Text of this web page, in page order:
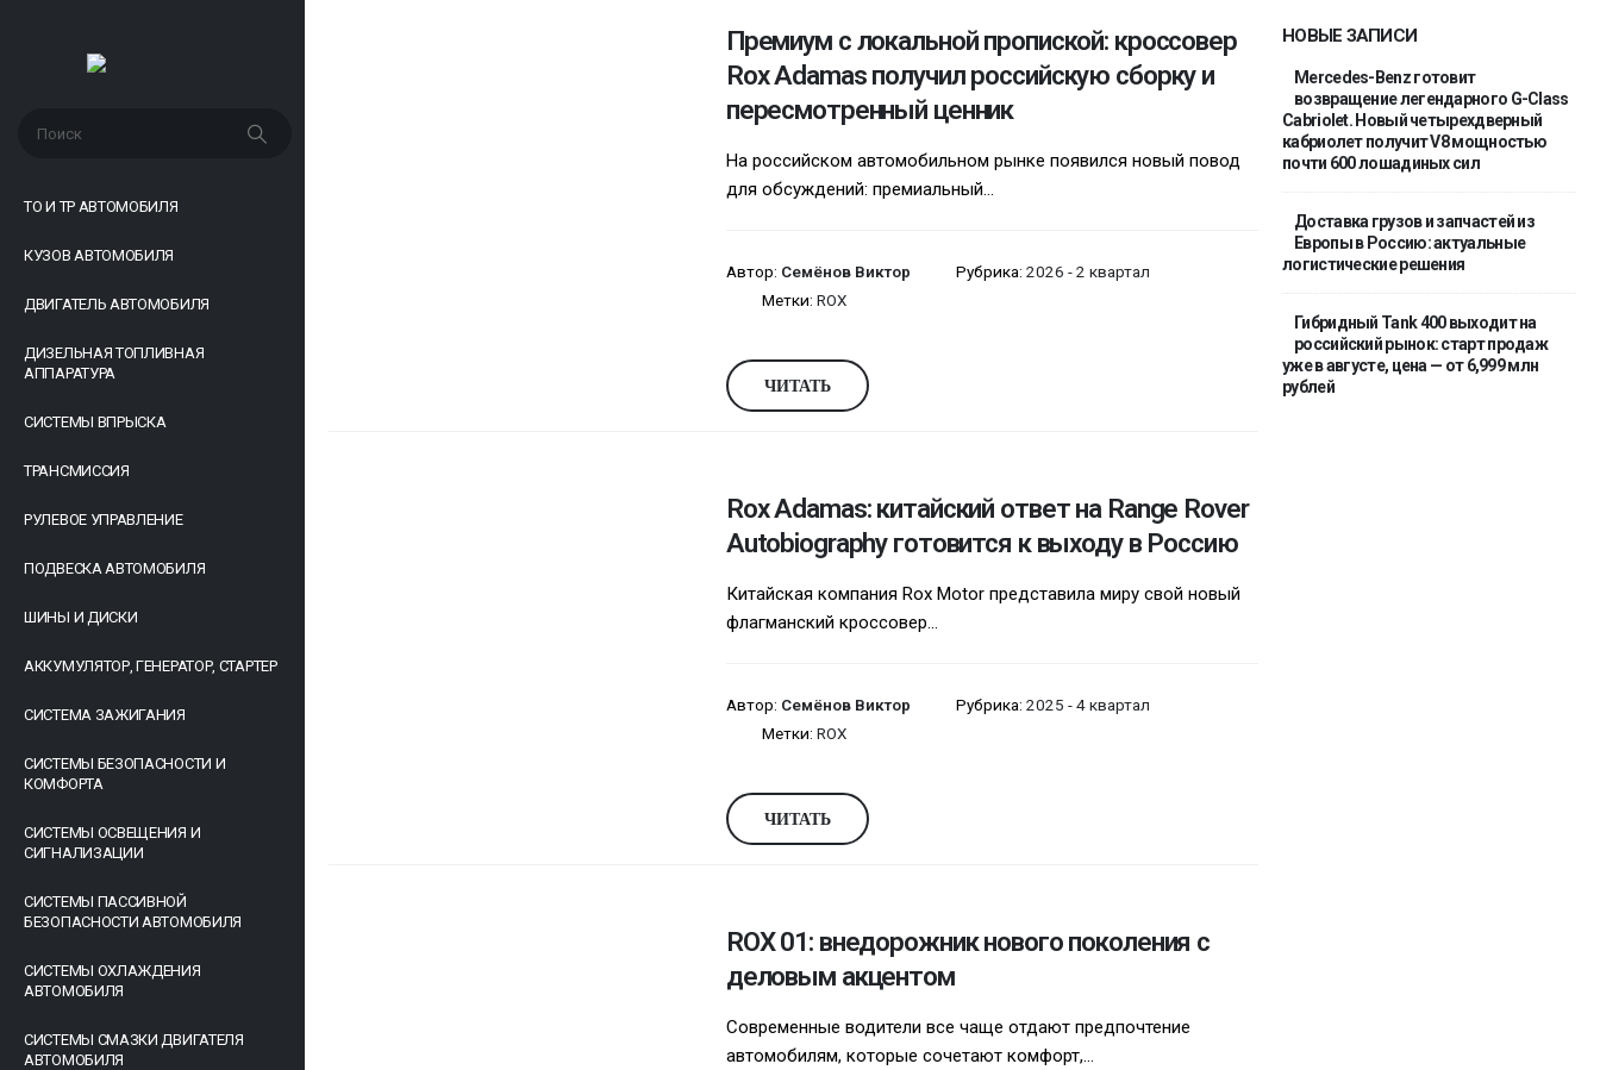
ТО И ТР АВТОМОБИЛЯ
КУЗОВ АВТОМОБИЛЯ
ДВИГАТЕЛЬ АВТОМОБИЛЯ
ДИЗЕЛЬНАЯ ТОПЛИВНАЯ
АППАРАТУРА
СИСТЕМЫ ВПРЫСКА
ТРАНСМИССИЯ
РУЛЕВОЕ УПРАВЛЕНИЕ
ПОДВЕСКА АВТОМОБИЛЯ
ШИНЫ И ДИСКИ
АККУМУЛЯТОР, ГЕНЕРАТОР, СТАРТЕР
СИСТЕМА ЗАЖИГАНИЯ
СИСТЕМЫ БЕЗОПАСНОСТИ И
КОМФОРТА
СИСТЕМЫ ОСВЕЩЕНИЯ И
СИГНАЛИЗАЦИИ
СИСТЕМЫ ПАССИВНОЙ
БЕЗОПАСНОСТИ АВТОМОБИЛЯ
СИСТЕМЫ ОХЛАЖДЕНИЯ
АВТОМОБИЛЯ
СИСТЕМЫ СМАЗКИ ДВИГАТЕЛЯ
АВТОМОБИЛЯ
Премиум с локальной пропиской: кроссовер
Rox Adamas получил российскую сборку и
пересмотренный ценник
На российском автомобильном рынке появился новый повод
для обсуждений: премиальный...
Автор: Семёнов Виктор Рубрика: 2026 - 2 квартал
Метки: ROX
ЧИТАТЬ
Rox Adamas: китайский ответ на Range Rover
Autobiography готовится к выходу в Россию
Китайская компания Rox Motor представила миру свой новый
флагманский кроссовер...
Автор: Семёнов Виктор Рубрика: 2025 - 4 квартал
Метки: ROX
ЧИТАТЬ
ROX 01: внедорожник нового поколения с
деловым акцентом
Современные водители все чаще отдают предпочтение
автомобилям, которые сочетают комфорт,...
НОВЫЕ ЗАПИСИ
Mercedes-Benz готовит
возвращение легендарного G-Class
Cabriolet. Новый четырехдверный
кабриолет получит V8 мощностью
почти 600 лошадиных сил
Доставка грузов и запчастей из
Европы в Россию: актуальные
логистические решения
Гибридный Tank 400 выходит на
российский рынок: старт продаж
уже в августе, цена — от 6,999 млн
рублей